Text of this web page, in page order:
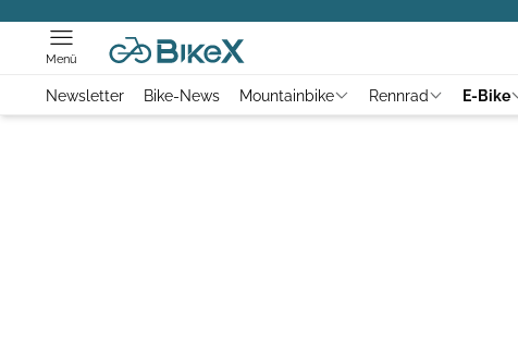
Menü
Newsletter Bike-News Mountainbike Rennrad E-Bike